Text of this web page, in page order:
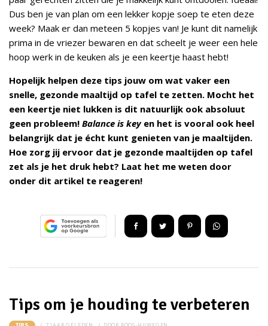
Dus ben je van plan om een lekker kopje soep te eten deze
week? Maak er dan meteen 5 kopjes van! Je kunt dit namelijk
prima in de vriezer bewaren en dat scheelt je weer een hele
hoop werk in de keuken als je een keertje haast hebt!
Hopelijk helpen deze tips jouw om wat vaker een
snelle, gezonde maaltijd op tafel te zetten. Mocht het
een keertje niet lukken is dit natuurlijk ook absoluut
geen probleem! Balance is keyen het is vooral ook heel
belangrijk dat je écht kunt genieten van je maaltijden.
Hoe zorg jij ervoor dat je gezonde maaltijden op tafel
zet als je het druk hebt? Laat het me weten door
onder dit artikel te reageren!
Tips om je houding te verbeteren